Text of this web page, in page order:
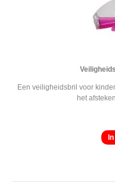
Een veiligheidsbril voor
het